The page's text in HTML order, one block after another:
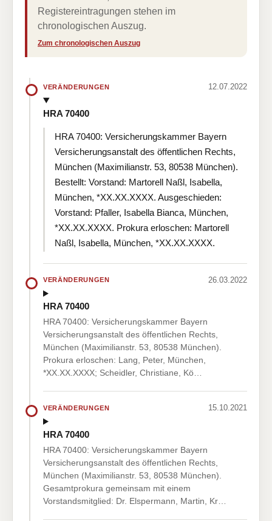
Registereintragungen stehen im
chronologischen Auszug.
Zum chronologischen Auszug
VERÄNDERUNGEN 12.07.2022
HRA 70400
HRA 70400: Versicherungskammer Bayern
Versicherungsanstalt des öffentlichen Rechts,
München (Maximilianstr. 53, 80538 München).
Bestellt: Vorstand: Martorell Naßl, Isabella,
München, *XX.XX.XXXX. Ausgeschieden:
Vorstand: Pfaller, Isabella Bianca, München,
*XX.XX.XXXX. Prokura erloschen: Martorell
Naßl, Isabella, München, *XX.XX.XXXX.
VERÄNDERUNGEN 26.03.2022
HRA 70400
HRA 70400: Versicherungskammer Bayern
Versicherungsanstalt des öffentlichen Rechts,
München (Maximilianstr. 53, 80538 München).
Prokura erloschen: Lang, Peter, München,
*XX.XX.XXXX; Scheidler, Christiane, Kö…
VERÄNDERUNGEN 15.10.2021
HRA 70400
HRA 70400: Versicherungskammer Bayern
Versicherungsanstalt des öffentlichen Rechts,
München (Maximilianstr. 53, 80538 München).
Gesamtprokura gemeinsam mit einem
Vorstandsmitglied: Dr. Elspermann, Martin, Kr…